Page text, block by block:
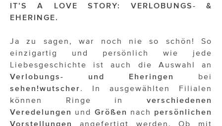
IT’S A LOVE STORY: VERLOBUNGS- &
EHERINGE.
Ja zu sagen, war noch nie so schön! So
einzigartig und persönlich wie jede
Liebesgeschichte ist auch die Auswahl an
Verlobungs- und Eheringen
bei
sehen!wutscher. In ausgewählten Filialen
können Ringe in verschiedenen
Veredelungen und Größen nach persönlichen
Vorstellungen
angefertigt werden. Ob mit